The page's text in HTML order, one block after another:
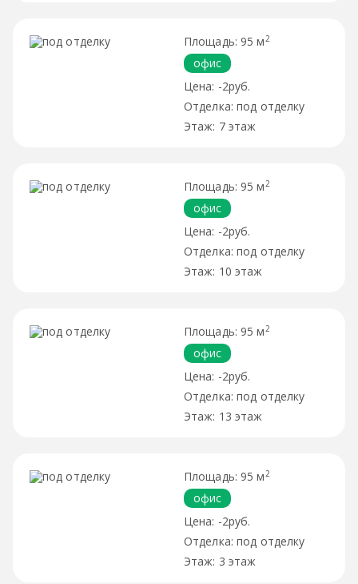
95 м 2
офис
-2руб.
под отделку
7 этаж
95 м 2
офис
-2руб.
под отделку
10 этаж
95 м 2
офис
-2руб.
под отделку
13 этаж
95 м 2
офис
-2руб.
под отделку
3 этаж